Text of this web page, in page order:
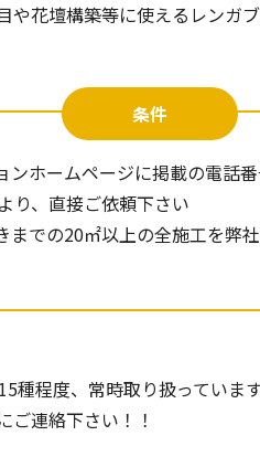
や花壇構築等に使えるレンガ
条件
ンホームページに掲載の電話
り、直接ご依頼下さい
までの20㎡以上の全施工を弊
種程度、常時取り扱っています
ご連絡下さい！！